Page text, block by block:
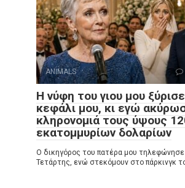
ANIMALS
Η νύφη του γιου μου
κεφάλι μου, κι εγώ
κληρονομιά τους ύψους
εκατομμυρίων δολαρίων
Ο δικηγόρος του πατέρα μου τηλεφώνησε
Τετάρτης, ενώ στεκόμουν στο πάρκινγκ